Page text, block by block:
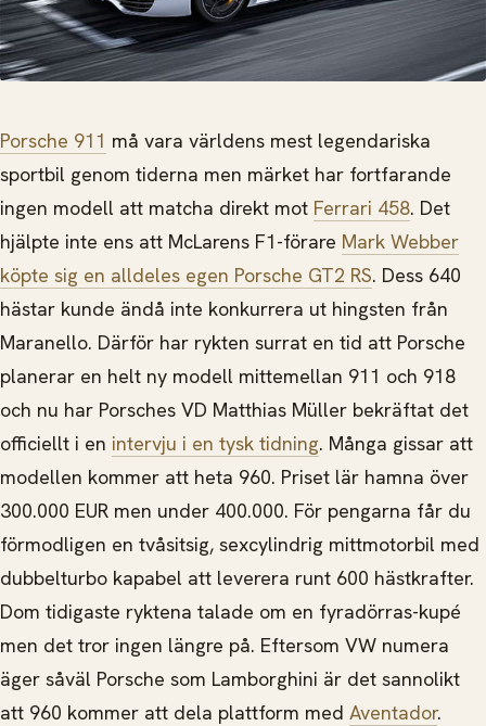
Porsche 911 må vara världens mest legendariska
sportbil genom tiderna men märket har fortfarande
ingen modell att matcha direkt mot Ferrari 458. Det
hjälpte inte ens att McLarens F1-förare Mark Webber
köpte sig en alldeles egen Porsche GT2 RS. Dess 640
hästar kunde ändå inte konkurrera ut hingsten från
Maranello. Därför har rykten surrat en tid att Porsche
planerar en helt ny modell mittemellan 911 och 918
och nu har Porsches VD Matthias Müller bekräftat det
officiellt i en intervju i en tysk tidning. Många gissar att
modellen kommer att heta 960. Priset lär hamna över
300.000 EUR men under 400.000. För pengarna får du
förmodligen en tvåsitsig, sexcylindrig mittmotorbil med
dubbelturbo kapabel att leverera runt 600 hästkrafter.
Dom tidigaste ryktena talade om en fyradörras-kupé
men det tror ingen längre på. Eftersom VW numera
äger såväl Porsche som Lamborghini är det sannolikt
att 960 kommer att dela plattform med Aventador.